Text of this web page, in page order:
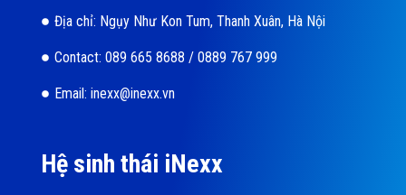
Địa chỉ: Ngụy Như Kon Tum, Thanh Xuân, Hà Nội
Contact: 089 665 8688 / 0889 767 999
Email: inexx@inexx.vn
Hệ sinh thái iNexx